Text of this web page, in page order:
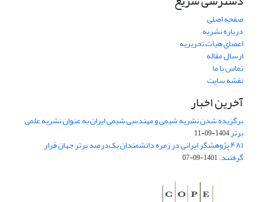
صفحه اصلی
درباره نشریه
اعضای هیات تحریریه
ارسال مقاله
تماس با ما
نقشه سایت
آخرین اخبار
برگزیده شدن نشریه شیمی و مهندسی شیمی ایران به عنوان نشریه علمی
برتر1404-09-11
۴۸۱ پژوهشگر ایرانی در زمره دانشمندان یک‌درصد برتر جهان قرار
گرفتند.1401-09-07